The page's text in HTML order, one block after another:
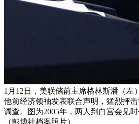
1月12日，美联储前主席格林斯潘（左
他前经济领袖发表联合声明，猛烈抨
调查。图为2005年，两人到白宫会见时
（彭博社档案照片）